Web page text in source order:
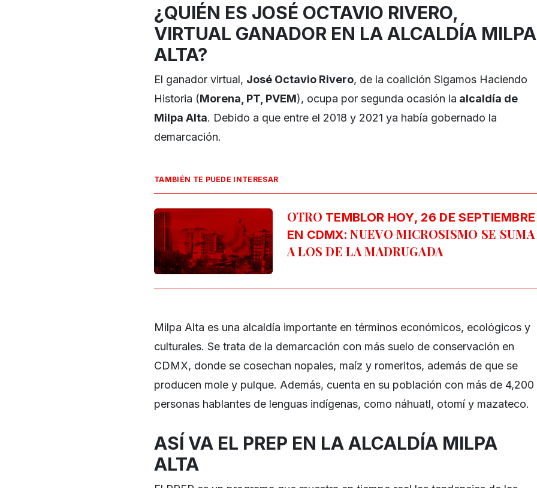
¿QUIÉN ES JOSÉ OCTAVIO RIVERO,
VIRTUAL GANADOR EN LA ALCALDÍA MILPA
ALTA?
El ganador virtual, José Octavio Rivero, de la coalición Sigamos Haciendo
Historia (Morena, PT, PVEM), ocupa por segunda ocasión la alcaldía de
Milpa Alta. Debido a que entre el 2018 y 2021 ya había gobernado la
demarcación.
TAMBIÉN TE PUEDE INTERESAR
OTRO TEMBLOR HOY, 26 DE SEPTIEMBRE
EN CDMX: NUEVO MICROSISMO SE SUMA
A LOS DE LA MADRUGADA
Milpa Alta es una alcaldía importante en términos económicos, ecológicos y
culturales. Se trata de la demarcación con más suelo de conservación en
CDMX, donde se cosechan nopales, maíz y romeritos, además de que se
producen mole y pulque. Además, cuenta en su población con más de 4,200
personas hablantes de lenguas indígenas, como náhuatl, otomí y mazateco.
ASÍ VA EL PREP EN LA ALCALDÍA MILPA
ALTA